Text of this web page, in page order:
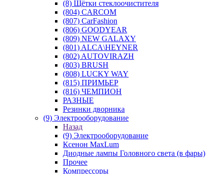
(8) Щётки стеклоочистителя
(804) CARCOM
(807) CarFashion
(806) GOODYEAR
(809) NEW GALAXY
(801) ALCA\HEYNER
(802) AUTOVIRAZH
(803) BRUSH
(808) LUCKY WAY
(815) ПРИМЬЕР
(816) ЧЕМПИОН
РАЗНЫЕ
Резинки дворника
(9) Электрооборудование
Назад
(9) Электрооборудование
Ксенон MaxLum
Диодные лампы Головного света (в фары)
Прочее
Компрессоры